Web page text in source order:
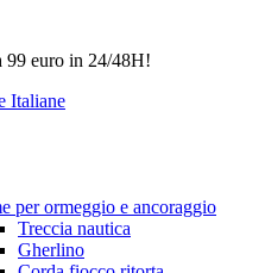
99 euro in 24/48H!
per ormeggio e ancoraggio
Treccia nautica
Gherlino